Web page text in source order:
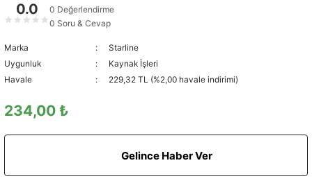
0.0
★ ★ ★ ★ ★
0 Değerlendirme
0 Soru & Cevap
Marka
Starline
Uygunluk
Kaynak İşleri
Havale
229,32 TL (%2,00 havale indirimi)
234,00 ₺
Gelince Haber Ver